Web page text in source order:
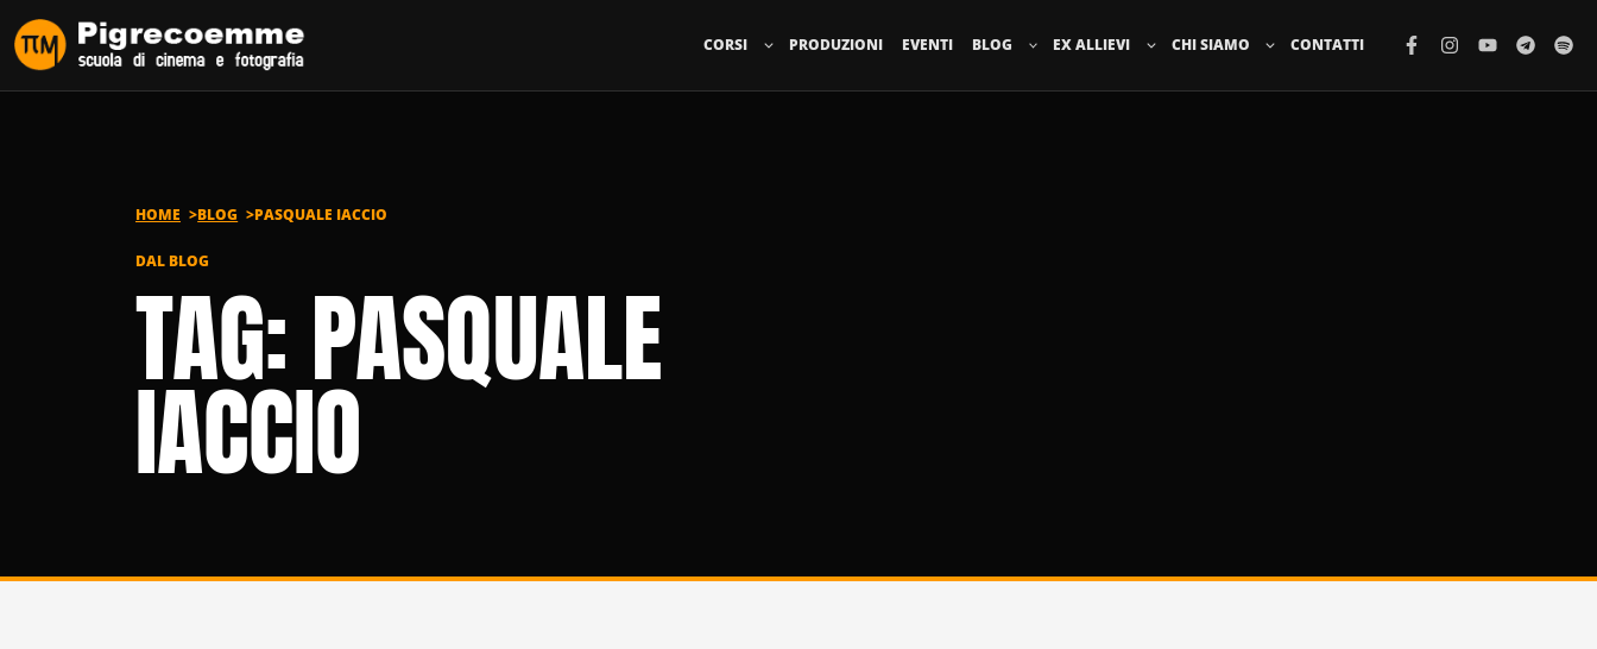
Vai al contenuto
CORSI PRODUZIONI EVENTI BLOG EX ALLIEVI CHI SIAMO CONTATTI
HOME BLOG PASQUALE IACCIO
DAL BLOG
TAG: PASQUALE
IACCIO